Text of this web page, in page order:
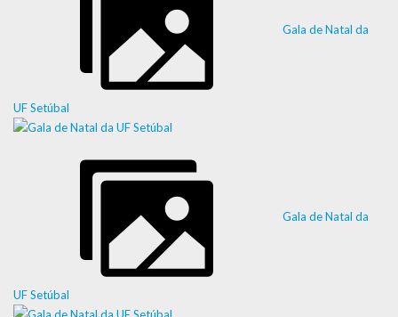
Gala de Natal da
UF Setúbal
Gala de Natal da
UF Setúbal